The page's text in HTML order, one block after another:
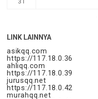
LINK LAINNYA
asikqq.com
https://117.18.0.36
ahliqq.com
https://117.18.0.39
jurusqq.net
https://117.18.0.42
murahqq.net